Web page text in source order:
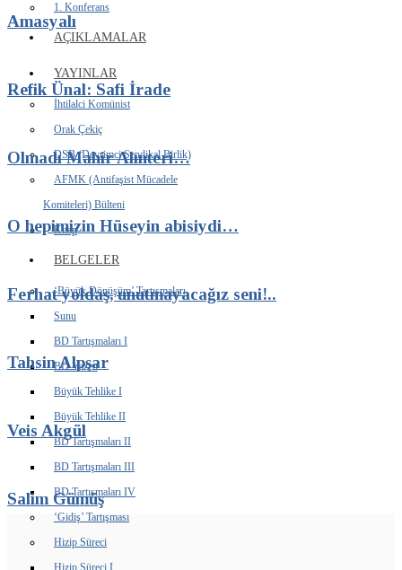
1. Konferans
AÇIKLAMALAR
YAYINLAR
İhtilalci Komünist
Orak Çekiç
DSB (Devrimci Sendikal Birlik)
AFMK (Antifaşist Mücadele
Komiteleri) Bülteni
Kitap
BELGELER
‘Büyük Dönüşüm’ Tartışmaları
Sunu
BD Tartışmaları I
BD Yazısı
Büyük Tehlike I
Büyük Tehlike II
BD Tartışmaları II
BD Tartışmaları III
BD Tartışmaları IV
‘Gidiş’ Tartışması
Hizip Süreci
Hizip Süreci I
Amasyalı
Refik Ünal: Safi İrade
Olmadı Mahir Alınteri…
O hepimizin Hüseyin abisiydi…
Ferhat yoldaş, unutmayacağız seni!..
Tahsin Alpşar
Veis Akgül
Salim Gümüş